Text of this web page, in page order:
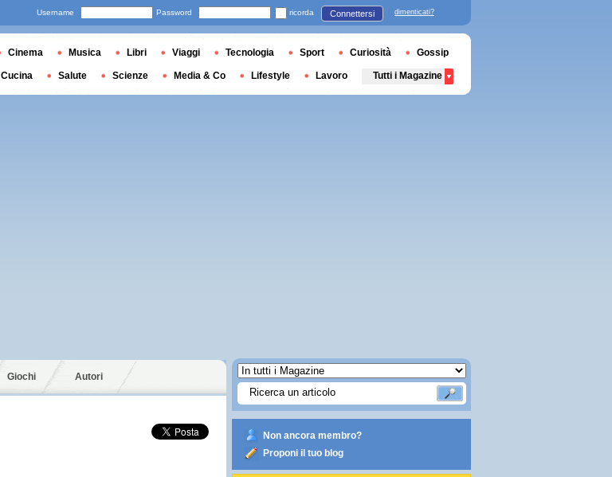
Giochi Autori
Non ancora membro?
Proponi il tuo blog
Username Password ricorda Connettersi dimenticati?
Cinema Musica Libri Viaggi Tecnologia Sport Curiosità Gossip
Cucina Salute Scienze Media & Co Lifestyle Lavoro Tutti i Magazine